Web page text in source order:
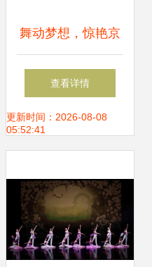
舞动梦想，惊艳京
城 大名丫丫舞蹈荣
登北京卫视
查看详情
更新时间：2026-08-08
05:52:41